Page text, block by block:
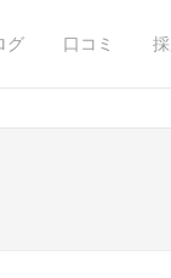
グ 口コミ